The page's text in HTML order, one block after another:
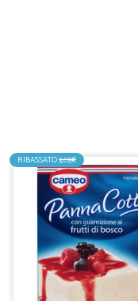
RIBASSATO3,05€